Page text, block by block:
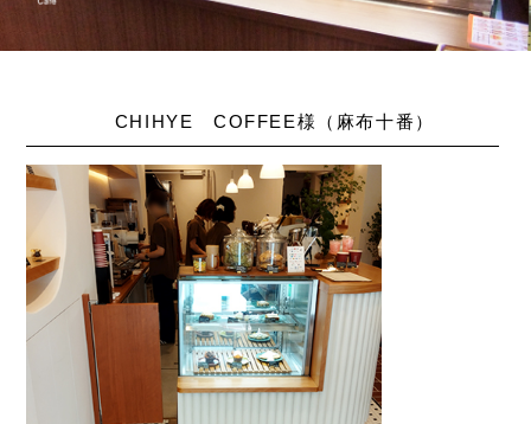
CHIHYE COFFEE様（麻布十番）